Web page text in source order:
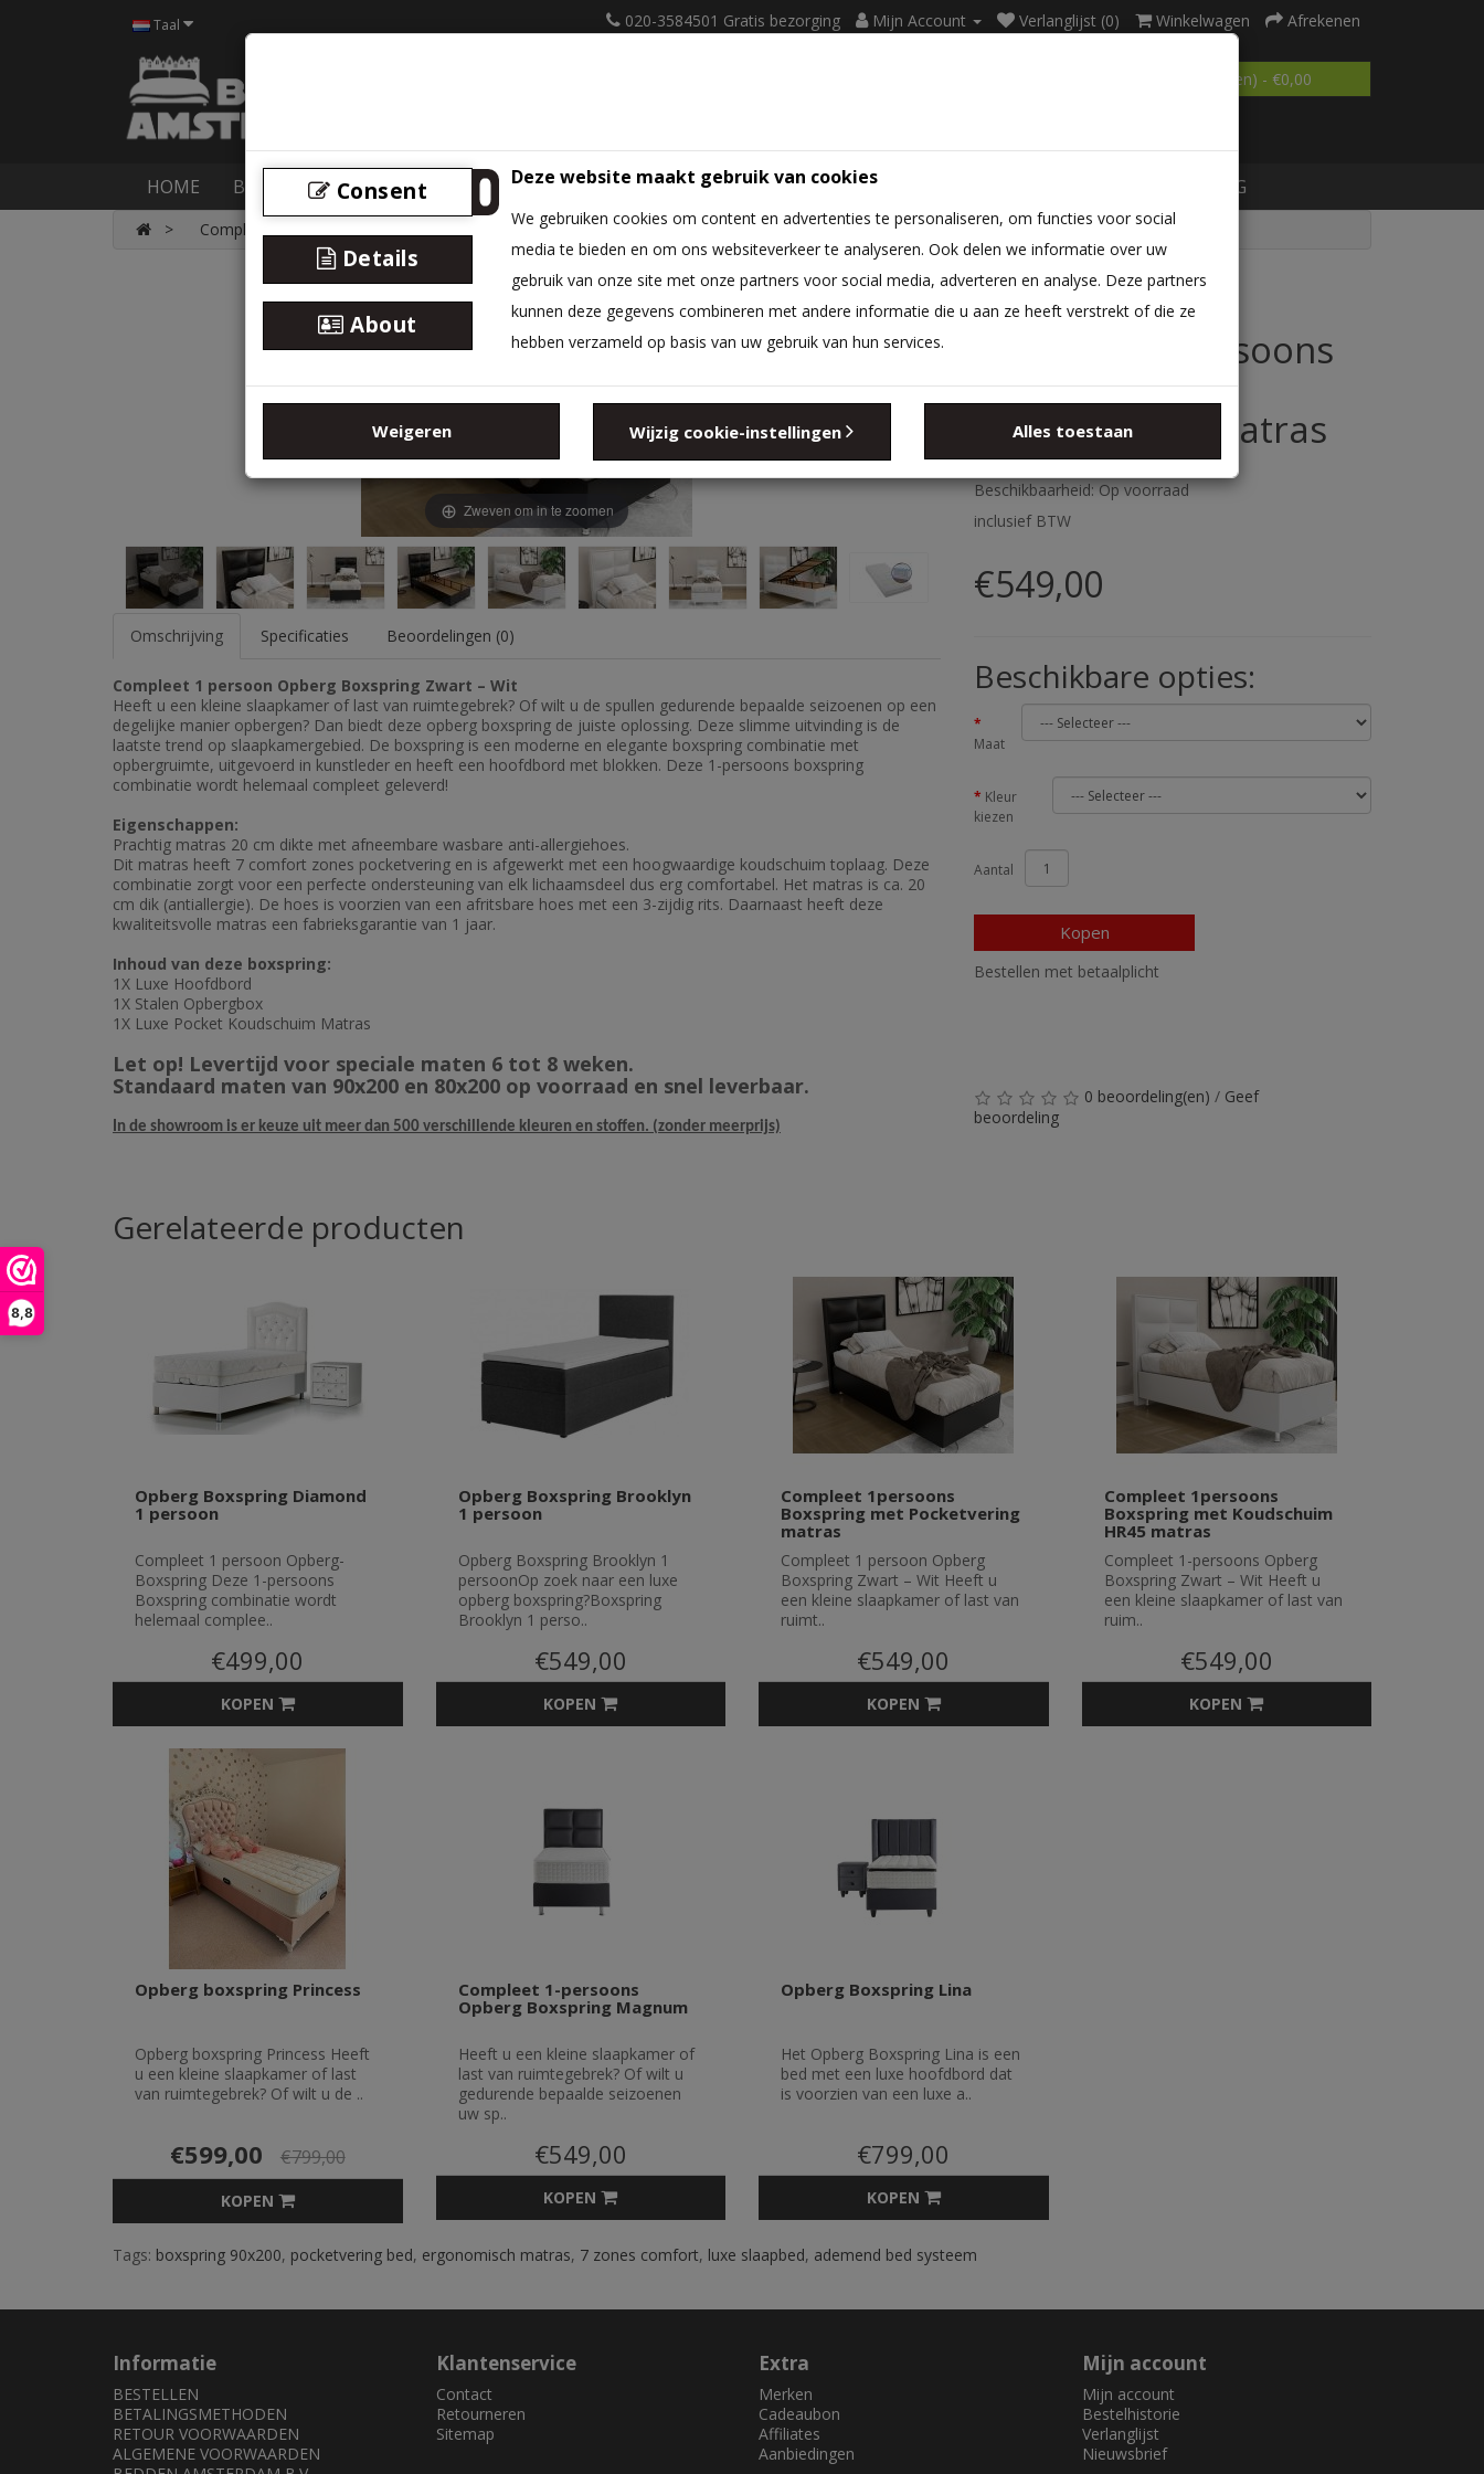
8,8
Taal 020-3584501 Gratis bezorging Mijn Account Verlanglijst (0) Winkelwagen Afrekenen
0 product(en) - €0,00
HOME BOXSPRINGS BEDDEN MATRASSEN BEDBODEM BEDTEXTIEL BLOG
Compleet 1persoons Boxspring met Pocketvering matras
Zweven om in te zoomen
Omschrijving Specificaties Beoordelingen (0)
Compleet 1 persoon Opberg Boxspring Zwart – Wit
Heeft u een kleine slaapkamer of last van ruimtegebrek? Of wilt u de spullen gedurende bepaalde seizoenen op een
degelijke manier opbergen? Dan biedt deze opberg boxspring de juiste oplossing. Deze slimme uitvinding is de
laatste trend op slaapkamergebied. De boxspring is een moderne en elegante boxspring combinatie met
opbergruimte, uitgevoerd in kunstleder en heeft een hoofdbord met blokken. Deze 1-persoons boxspring
combinatie wordt helemaal compleet geleverd!
Eigenschappen:
Prachtig matras 20 cm dikte met afneembare wasbare anti-allergiehoes.
Dit matras heeft 7 comfort zones pocketvering en is afgewerkt met een hoogwaardige koudschuim toplaag. Deze
combinatie zorgt voor een perfecte ondersteuning van elk lichaamsdeel dus erg comfortabel. Het matras is ca. 20
cm dik (antiallergie). De hoes is voorzien van een afritsbare hoes met een 3-zijdig rits. Daarnaast heeft deze
kwaliteitsvolle matras een fabrieksgarantie van 1 jaar.
Inhoud van deze boxspring:
1X Luxe Hoofdbord
1X Stalen Opbergbox
1X Luxe Pocket Koudschuim Matras
Let op! Levertijd voor speciale maten 6 tot 8 weken.
Standaard maten van 90x200 en 80x200 op voorraad en snel leverbaar.
In de showroom is er keuze uit meer dan 500 verschillende kleuren en stoffen. (zonder meerprijs)
Compleet 1persoons
Boxspring met
Pocketvering matras
Beschikbaarheid: Op voorraad
inclusief BTW
€549,00
Beschikbare opties:
Maat
Kleur
kiezen
Aantal
Kopen
Bestellen met betaalplicht
0 beoordeling(en) / Geef
beoordeling
Gerelateerde producten
Opberg Boxspring Diamond
1 persoon
Compleet 1 persoon Opberg-
Boxspring Deze 1-persoons
Boxspring combinatie wordt
helemaal complee..
€499,00
KOPEN
Opberg Boxspring Brooklyn
1 persoon
Opberg Boxspring Brooklyn 1
persoonOp zoek naar een luxe
opberg boxspring?Boxspring
Brooklyn 1 perso..
€549,00
KOPEN
Compleet 1persoons
Boxspring met Pocketvering
matras
Compleet 1 persoon Opberg
Boxspring Zwart – Wit Heeft u
een kleine slaapkamer of last van
ruimt..
€549,00
KOPEN
Compleet 1persoons
Boxspring met Koudschuim
HR45 matras
Compleet 1-persoons Opberg
Boxspring Zwart – Wit Heeft u
een kleine slaapkamer of last van
ruim..
€549,00
KOPEN
Opberg boxspring Princess
Opberg boxspring Princess Heeft
u een kleine slaapkamer of last
van ruimtegebrek? Of wilt u de ..
€599,00 €799,00
KOPEN
Compleet 1-persoons
Opberg Boxspring Magnum
Heeft u een kleine slaapkamer of
last van ruimtegebrek? Of wilt u
gedurende bepaalde seizoenen
uw sp..
€549,00
KOPEN
Opberg Boxspring Lina
Het Opberg Boxspring Lina is een
bed met een luxe hoofdbord dat
is voorzien van een luxe a..
€799,00
KOPEN
Tags: boxspring 90x200, pocketvering bed, ergonomisch matras, 7 zones comfort, luxe slaapbed, ademend bed systeem
Informatie
BESTELLEN
BETALINGSMETHODEN
RETOUR VOORWAARDEN
ALGEMENE VOORWAARDEN
Klantenservice
Contact
Retourneren
Sitemap
Extra
Merken
Cadeaubon
Affiliates
Aanbiedingen
Mijn account
Mijn account
Bestelhistorie
Verlanglijst
Nieuwsbrief
Consent
Details
About
Deze website maakt gebruik van cookies
We gebruiken cookies om content en advertenties te personaliseren, om functies voor social
media te bieden en om ons websiteverkeer te analyseren. Ook delen we informatie over uw
gebruik van onze site met onze partners voor social media, adverteren en analyse. Deze partners
kunnen deze gegevens combineren met andere informatie die u aan ze heeft verstrekt of die ze
hebben verzameld op basis van uw gebruik van hun services.
Weigeren Wijzig cookie-instellingen Alles toestaan